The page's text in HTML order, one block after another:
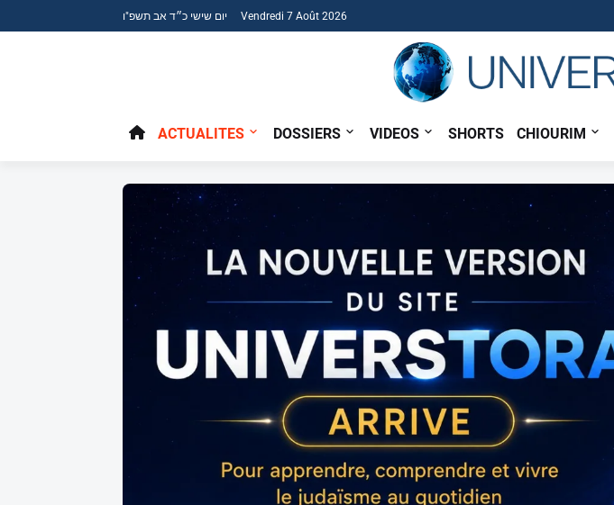
יום שישי כ״ד אב תשפ"ו Vendredi 7 Août 2026
ACTUALITES DOSSIERS VIDEOS SHORTS CHIOURIM